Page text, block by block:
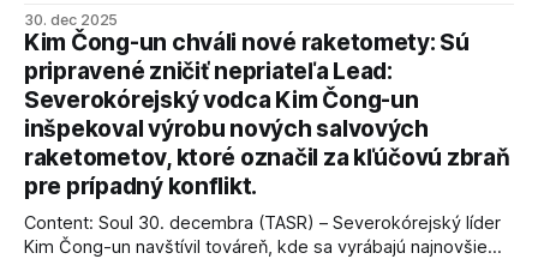
kľúčové pre úspešné dosiahnutie prímeria v Gaze. Agentúra
AFP informuje, že Trump vyjadril presvedčenie, že Izrael plní
podmienky dohody o prí
30. dec 2025
Kim Čong-un chváli nové raketomety: Sú
pripravené zničiť nepriateľa Lead:
Severokórejský vodca Kim Čong-un
inšpekoval výrobu nových salvových
raketometov, ktoré označil za kľúčovú zbraň
pre prípadný konflikt.
Content: Soul 30. decembra (TASR) – Severokórejský líder
Kim Čong-un navštívil továreň, kde sa vyrábajú najnovšie